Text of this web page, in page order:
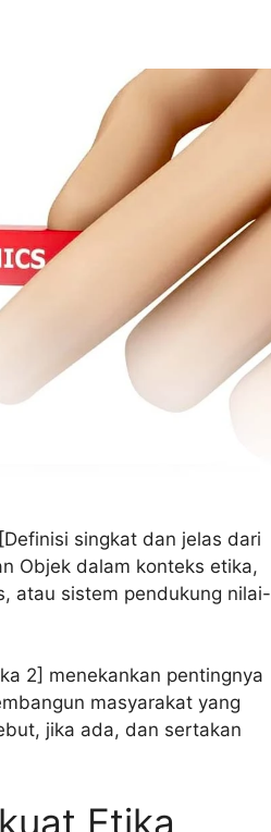
singkat dan jelas dari
Objek dalam konteks etika,
atau sistem pendukung nilai-
2] menekankan pentingnya
masyarakat yang
jika ada, dan sertakan
Etika